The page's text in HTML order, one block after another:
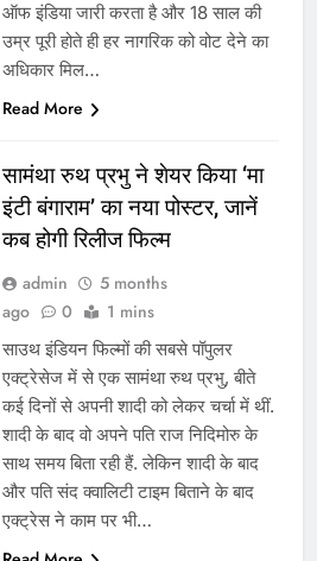
ऑफ इंडिया जारी करता है और 18 साल की
उम्र पूरी होते ही हर नागरिक को वोट देने का
अधिकार मिल…
Read More
सामंथा रुथ प्रभु ने शेयर किया ‘मा
इंटी बंगाराम’ का नया पोस्टर, जानें
कब होगी रिलीज फिल्म
admin
5 months
ago
0 1 mins
साउथ इंडियन फिल्मों की सबसे पॉपुलर
एक्ट्रेसेज में से एक सामंथा रुथ प्रभु, बीते
कई दिनों से अपनी शादी को लेकर चर्चा में थीं.
शादी के बाद वो अपने पति राज निदिमोरु के
साथ समय बिता रही हैं. लेकिन शादी के बाद
और पति संद क्वालिटी टाइम बिताने के बाद
एक्ट्रेस ने काम पर भी…